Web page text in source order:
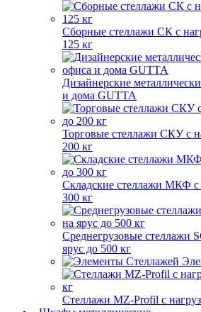
Сборные стеллажи СК с
125 кг
Дизайнерские
и дома GUTTA
Торговые стеллажи СКУ с
200 кг
Складские стеллажи МКФ с
300 кг
Среднегрузовые стеллажи
ярус до 500 кг
Стеллажи MZ-Profil с